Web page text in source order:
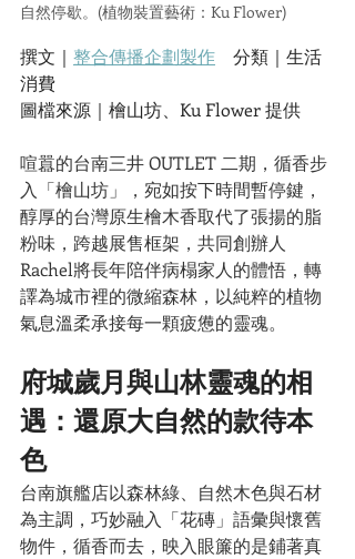
自然停歇。(植物裝置藝術：Ku Flower)
撰文｜ 整合傳播企劃製作 分類｜生活
消費
圖檔來源｜檜山坊、Ku Flower 提供
喧囂的台南三井 OUTLET 二期，循香步
入「檜山坊」，宛如按下時間暫停鍵，
醇厚的台灣原生檜木香取代了張揚的脂
粉味，跨越展售框架，共同創辦人
Rachel將長年陪伴病榻家人的體悟，轉
譯為城市裡的微縮森林，以純粹的植物
氣息溫柔承接每一顆疲憊的靈魂。
府城歲月與山林靈魂的相
遇：還原大自然的款待本
色
台南旗艦店以森林綠、自然木色與石材
為主調，巧妙融入「花磚」語彙與懷舊
物件，循香而去，映入眼簾的是鋪著真